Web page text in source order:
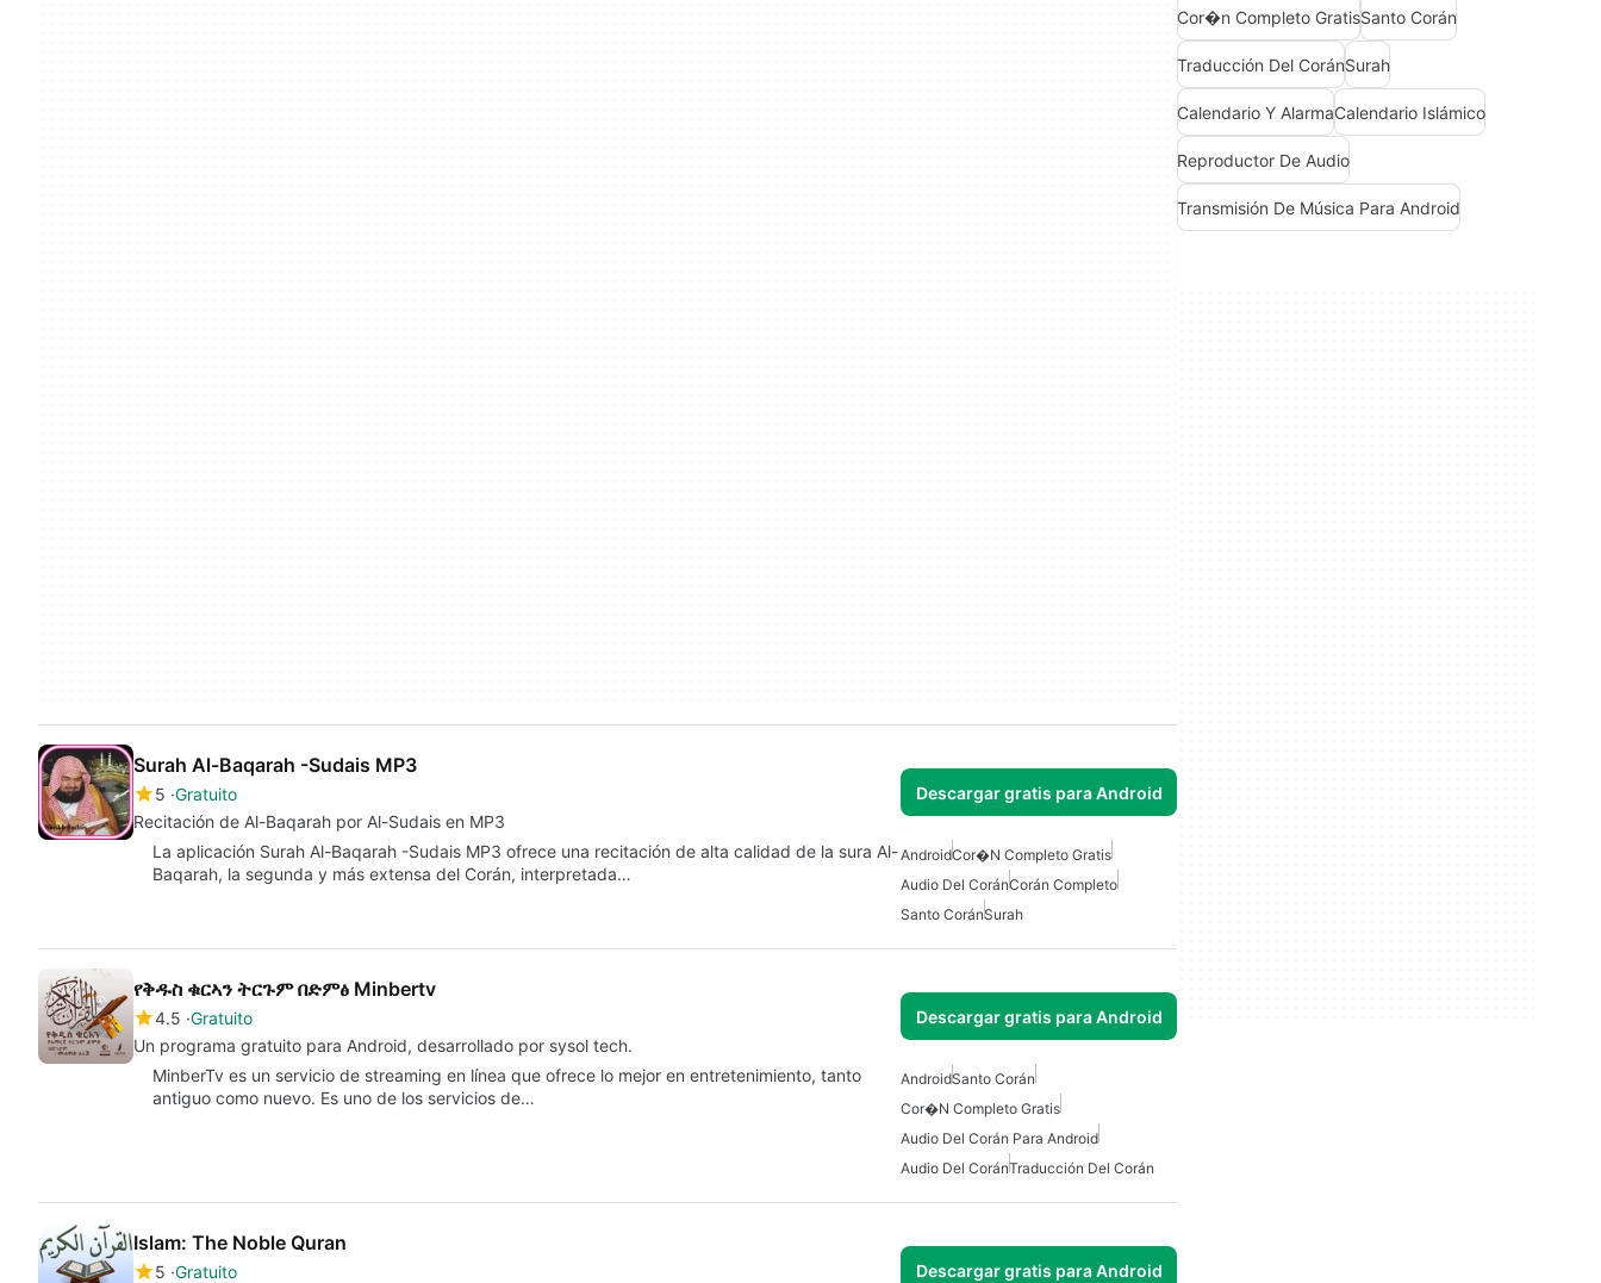
Surah Al-Baqarah -Sudais MP3
5 Gratuito
Recitación de Al-Baqarah por Al-Sudais en MP3
Descargar gratis para Android
La aplicación Surah Al-Baqarah -Sudais MP3 ofrece una recitación de alta calidad de la sura Al-
Baqarah, la segunda y más extensa del Corán, interpretada…
AndroidCor�n Completo Gratis
Audio Del CoránCorán Completo
Santo CoránSurah
የቅዱስ ቁርኣን ትርጉም በድምፅ Minbertv
4.5 Gratuito
Un programa gratuito para Android, desarrollado por sysol tech.
Descargar gratis para Android
MinberTv es un servicio de streaming en línea que ofrece lo mejor en entretenimiento, tanto
antiguo como nuevo. Es uno de los servicios de…
AndroidSanto Corán
Cor�n Completo Gratis
Audio Del Corán Para Android
Audio Del CoránTraducción Del Corán
Islam: The Noble Quran
5 Gratuito
Descargar gratis para Android
Cor�n Completo GratisSanto Corán
Traducción Del CoránSurah
Calendario Y AlarmaCalendario Islámico
Reproductor De Audio
Transmisión De Música Para Android